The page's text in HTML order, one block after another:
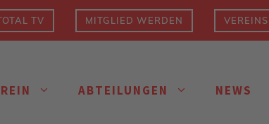
TV MITGLIED WERDEN
ABTEILUNGEN NEWS